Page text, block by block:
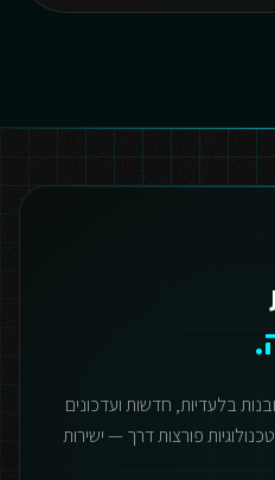
בלעדיות, חדשות ועדכונים
פורצות דרך — ישירות